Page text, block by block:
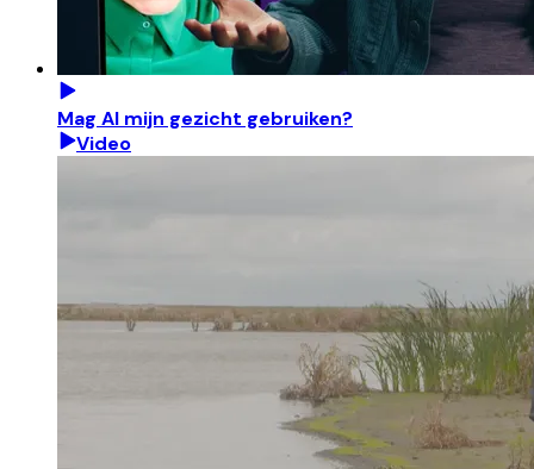
Mag AI mijn gezicht gebruiken?
Video